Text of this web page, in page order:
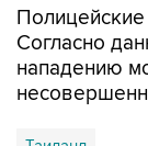
Согласно
нападению